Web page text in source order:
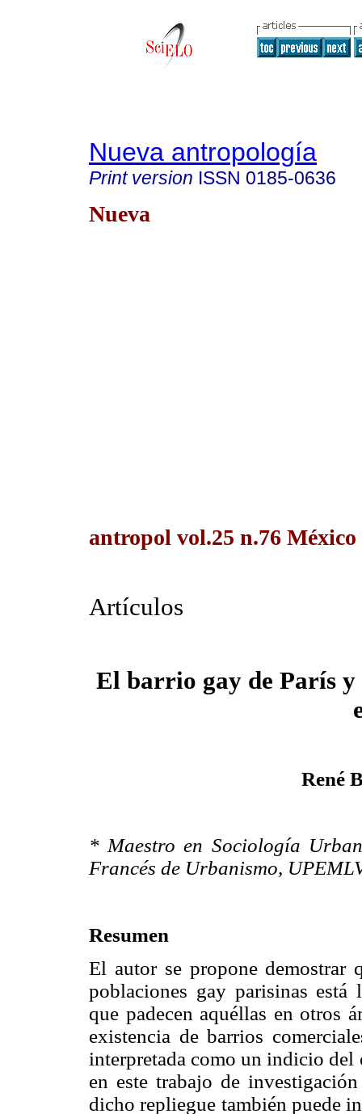
Nueva antropología
Print version ISSN 0185-0636
Nueva
antropol vol.25 n.76
Artículos
El barrio gay de París
René
* Maestro en Sociología
Francés de Urbanismo,
Resumen
El autor se propone demostrar
poblaciones gay parisinas está
que padecen aquéllas en otros
existencia de barrios
interpretada como un indicio del
en este trabajo de
dicho repliegue también puede